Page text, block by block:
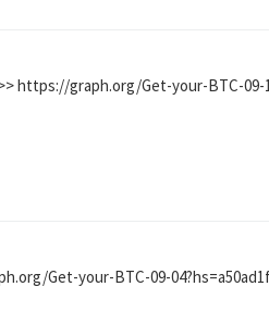
https://graph.org/Get-your-BTC-09-
Get-your-BTC-09-